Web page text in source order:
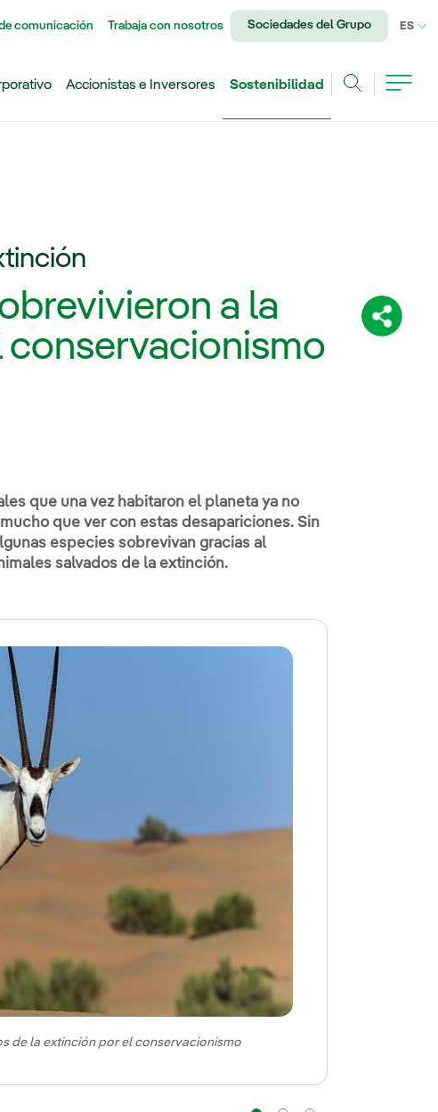
comunicación Trabaja con nosotros Sociedades del Grupo ES
Accionistas e Inversores
Sostenibilidad
a la
conservacionismo
que una vez habitaron el planeta ya no
que ver con estas desapariciones. Sin
especies sobrevivan gracias al
salvados de la extinción.
de la extinción por el conservacionismo